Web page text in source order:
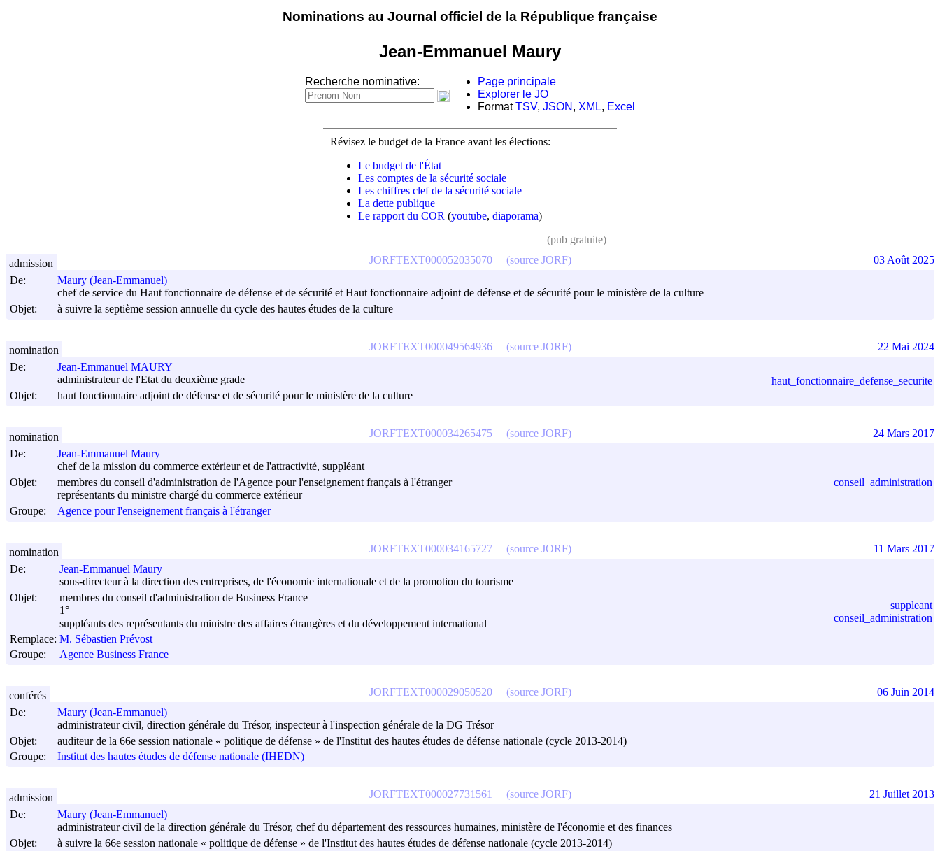
Nominations au Journal officiel de la République française
Jean-Emmanuel Maury
Recherche nominative:
Page principale
Explorer le JO
FormatTSV, JSON , XML, Excel
Révisez le budget de la France avant les élections:
Le budget de l'État
Les comptes de la sécurité sociale
Les chiffres clef de la sécurité sociale
La dette publique
Le rapport du COR (youtube, diaporama)
(pub gratuite)
De:
Maury (Jean-Emmanuel)
chef de service du Haut fonctionnaire de défense et de sécurité et Haut fonctionnaire adjoint de défense et de sécurité pour le ministère de la culture
Objet:
à suivre la septième session annuelle du cycle des hautes études de la culture
JORFTEXT000052035070 (source JORF)
admission 03 Août 2025
De:
Jean-Emmanuel MAURY
administrateur de l'Etat du deuxième grade
Objet:
haut fonctionnaire adjoint de défense et de sécurité pour le ministère de la culture
haut_fonctionnaire_defense_securite
JORFTEXT000049564936 (source JORF)
nomination 22 Mai 2024
De:
Jean-Emmanuel Maury
chef de la mission du commerce extérieur et de l'attractivité, suppléant
Objet:
membres du conseil d'administration de l'Agence pour l'enseignement français à l'étranger
représentants du ministre chargé du commerce extérieur
Groupe:
Agence pour l'enseignement français à l'étranger
conseil_administration
JORFTEXT000034265475 (source JORF)
nomination 24 Mars 2017
De:
Jean-Emmanuel Maury
sous-directeur à la direction des entreprises, de l'économie internationale et de la promotion du tourisme
Objet:
membres du conseil d'administration de Business France
1°
suppléants des représentants du ministre des affaires étrangères et du développement international
Remplace: M. Sébastien Prévost
Groupe:
Agence Business France
suppleant
conseil_administration
JORFTEXT000034165727 (source JORF)
nomination 11 Mars 2017
De:
Maury (Jean-Emmanuel)
administrateur civil, direction générale du Trésor, inspecteur à l'inspection générale de la DG Trésor
Objet:
auditeur de la 66e session nationale « politique de défense » de l'Institut des hautes études de défense nationale (cycle 2013-2014)
Groupe:
Institut des hautes études de défense nationale (IHEDN)
JORFTEXT000029050520 (source JORF)
conférés 06 Juin 2014
De:
Maury (Jean-Emmanuel)
administrateur civil de la direction générale du Trésor, chef du département des ressources humaines, ministère de l'économie et des finances
Objet:
à suivre la 66e session nationale « politique de défense » de l'Institut des hautes études de défense nationale (cycle 2013-2014)
JORFTEXT000027731561 (source JORF)
admission 21 Juillet 2013